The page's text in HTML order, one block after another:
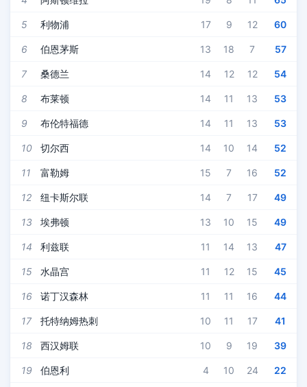
5 利物浦 17 9 12 60
6 伯恩茅斯 13 18 7 57
7 桑德兰 14 12 12 54
8 布莱顿 14 11 13 53
9 布伦特福德 14 11 13 53
10 切尔西 14 10 14 52
11 富勒姆 15 7 16 52
12 纽卡斯尔联 14 7 17 49
13 埃弗顿 13 10 15 49
14 利兹联 11 14 13 47
15 水晶宫 11 12 15 45
16 诺丁汉森林 11 11 16 44
17 托特纳姆热刺 10 11 17 41
18 西汉姆联 10 9 19 39
19 伯恩利 4 10 24 22